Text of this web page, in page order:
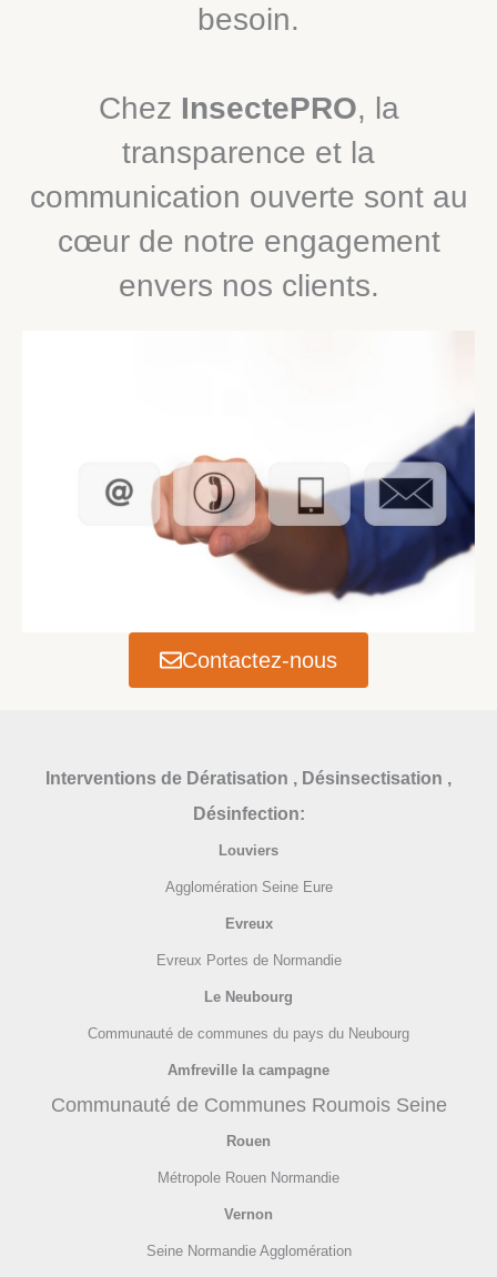
besoin.
Chez InsectePRO, la
transparence et la
communication ouverte sont au
cœur de notre engagement
envers nos clients.
Contactez-nous
Interventions de Dératisation , Désinsectisation ,
Désinfection:
Louviers
Agglomération Seine Eure
Evreux
Evreux Portes de Normandie
Le Neubourg
Communauté de communes du pays du Neubourg
Amfreville la campagne
Communauté de Communes Roumois Seine
Rouen
Métropole Rouen Normandie
Vernon
Seine Normandie Agglomération